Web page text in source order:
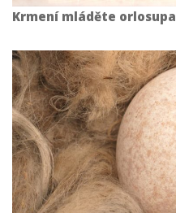
Krmení mláděte orlosupa